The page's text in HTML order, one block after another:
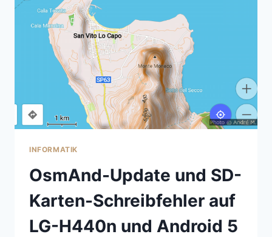
INFORMATIK
OsmAnd-Update und SD-
Karten-Schreibfehler auf
LG-H440n und Android 5